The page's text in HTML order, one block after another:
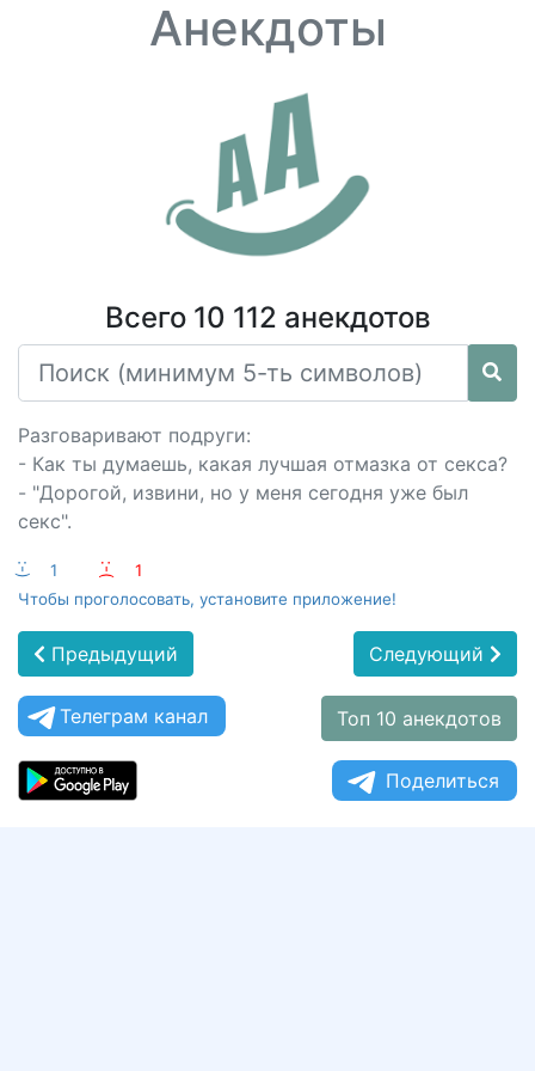
Анекдоты
Всего 10 112 анекдотов
Разговаривают подруги:
- Как ты думаешь, какая лучшая отмазка от секса?
- "Дорогой, извини, но у меня сегодня уже был
секс".
:-) 1 :-(
1
Чтобы проголосовать, установите приложение!
Предыдущий Следующий
Телеграм канал Топ 10 анекдотов
Поделиться